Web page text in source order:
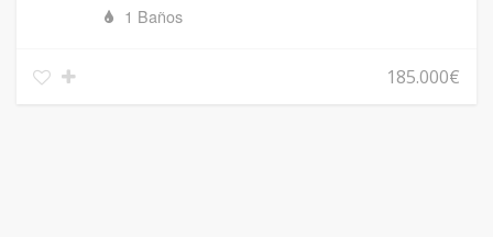
1 Baños
185.000€